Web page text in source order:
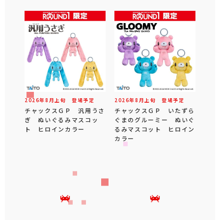
2026年8 月 上旬 登場予定
チャックスＧＰ 汎用うさ
ぎ ぬいぐるみマスコッ
ト ヒロインカラー
2026年8 月 上旬 登場予定
チャックスＧＰ いたずら
ぐまのグルーミー ぬいぐ
るみマスコット ヒロイン
カラー